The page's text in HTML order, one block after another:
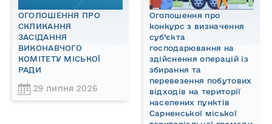
ОГОЛОШЕННЯ ПРО
СКЛИКАННЯ
ЗАСІДАННЯ
ВИКОНАВЧОГО
КОМІТЕТУ МІСЬКОЇ
РАДИ
29 липня 2026
Оголошення про
конкурс з визначення
суб’єкта
господарювання на
здійснення операцій із
збирання та
перевезення побутових
відходів на території
населених пунктів
Сарненської міської